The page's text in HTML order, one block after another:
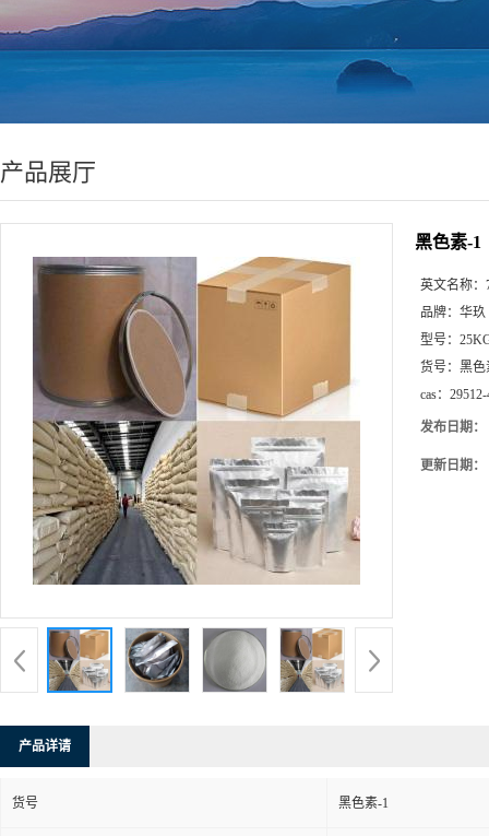
产品展厅
黑色素-1
英文名称：
品牌： 华玖
型号：
货号： 黑色
cas：
发布日期：
更新日期：
产品详请
货号 黑色素-1